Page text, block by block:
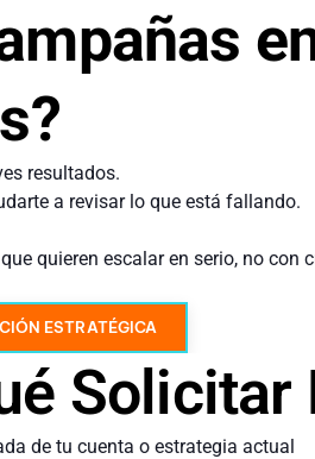
resultados.
a revisar lo que está fallando.
quieren escalar en serio, no con
ESTRATÉGICA
Solicitar
de tu cuenta o estrategia actual